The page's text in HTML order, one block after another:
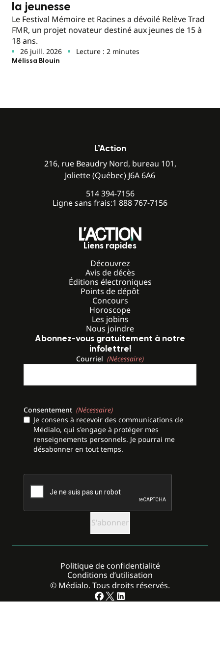
la jeunesse
Le Festival Mémoire et Racines a dévoilé Relève Trad
FMR, un projet novateur destiné aux jeunes de 15 à
18 ans.
26 juill. 2026 Lecture : 2 minutes
Mélissa Blouin
L’Action
216, rue Beaudry Nord, bureau 101,
Joliette (Québec) J6A 6A6
514 394-7156
Ligne sans frais:1 888 767-7156
Liens rapides
Découvrez
Avis de décès
Éditions électroniques
Points de dépôt
Concours
Horoscope
Les jobins
Nous joindre
Abonnez-vous gratuitement à notre
infolettre!
Courriel (Nécessaire)
Consentement (Nécessaire)
Je consens à recevoir des communications de
Médialo, qui s'engage à protéger mes
renseignements personnels. Je pourrai me
désabonner en tout temps.
CAPTCHA
© Médialo. Tous droits réservés.
Politique de confidentialité
Conditions d’utilisation